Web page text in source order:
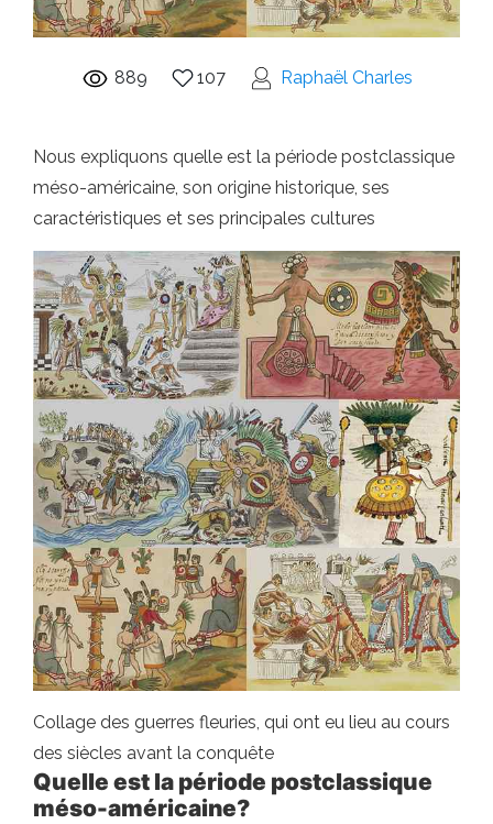
889 107 Raphaël Charles
Nous expliquons quelle est la période postclassique
méso-américaine, son origine historique, ses
caractéristiques et ses principales cultures
Collage des guerres fleuries, qui ont eu lieu au cours
des siècles avant la conquête
Quelle est la période postclassique
méso-américaine?